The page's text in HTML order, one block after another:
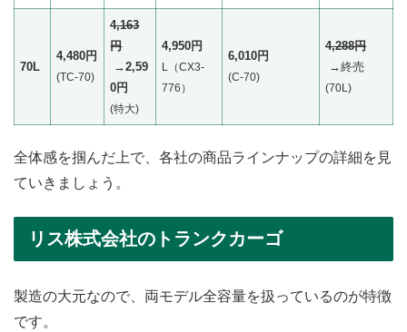
70L
4,480円
(TC-70)
4,163
円
→2,59
0円
(特大)
4,950円
L（CX3-
776）
6,010円
(C-70)
4,288円
→終売
‎(70L)
全体感を掴んだ上で、各社の商品ラインナップの詳細を見
ていきましょう。
リス株式会社のトランクカーゴ
製造の大元なので、両モデル全容量を扱っているのが特徴
です。